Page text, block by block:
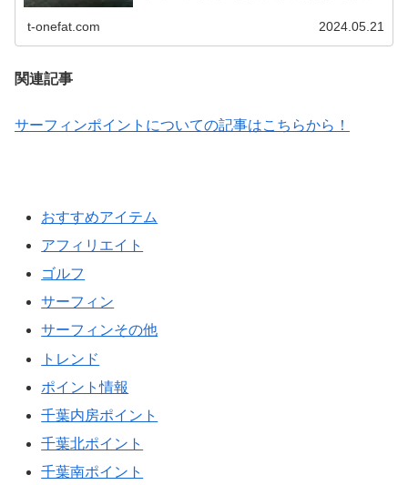
t-onefat.com 2024.05.21
関連記事
サーフィンポイントについての記事はこちらから！
おすすめアイテム
アフィリエイト
ゴルフ
サーフィン
サーフィンその他
トレンド
ポイント情報
千葉内房ポイント
千葉北ポイント
千葉南ポイント